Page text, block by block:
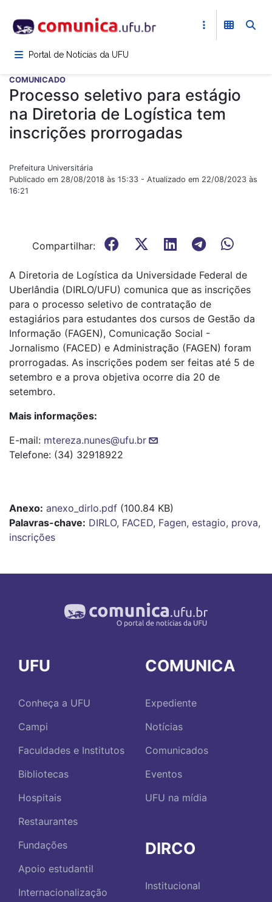
para
conteúdoPortal de Notícias da UFU
COMUNICADO
Processo seletivo para estágio
na Diretoria de Logística tem
inscrições prorrogadas
Prefeitura Universitária
Publicado em 28/08/2018 às 15:33 - Atualizado em 22/08/2023 às
16:21
Compartilhar:
A Diretoria de Logística da Universidade Federal de
Uberlândia (DIRLO/UFU) comunica que as inscrições
para o processo seletivo de contratação de
estagiários para estudantes dos cursos de Gestão da
Informação (FAGEN), Comunicação Social -
Jornalismo (FACED) e Administração (FAGEN) foram
prorrogadas. As inscrições podem ser feitas até 5 de
setembro e a prova objetiva ocorre dia 20 de
setembro.
Mais informações:
E-mail: mtereza.nunes@ufu.br
Telefone: (34) 32918922
Anexo anexo_dirlo.pdf (100.84 KB)
Palavras-chave: DIRLO, FACED, Fagen, estagio, prova,
inscrições
UFU
Conheça a UFU
Campi
Faculdades e Institutos
Bibliotecas
Hospitais
Restaurantes
Fundações
Apoio estudantil
Internacionalização
COMUNICA
Expediente
Notícias
Comunicados
Eventos
UFU na mídia
DIRCO
Institucional